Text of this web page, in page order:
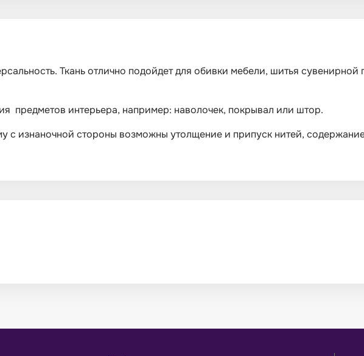
Ткань отлично подойдет для обивки мебели, шитья
предметов интерьера, например: наволочек, покрывал или штор.
с изнаночной стороны возможны утолщение и припуск нитей,